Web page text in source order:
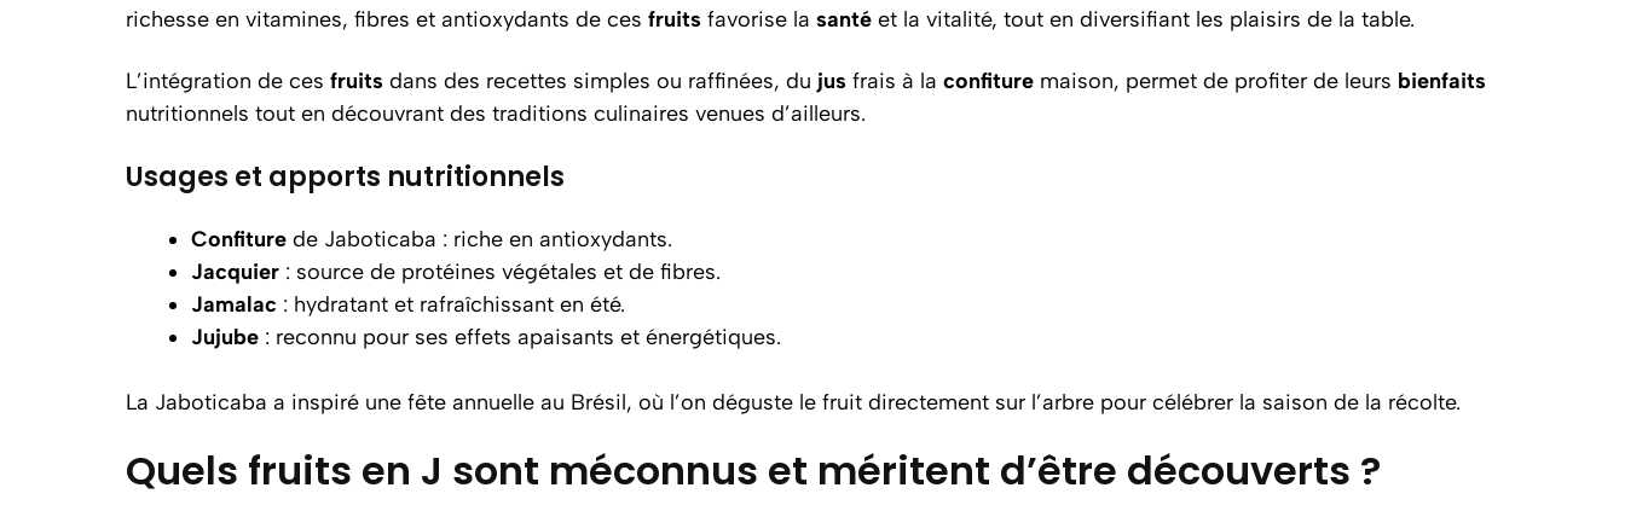
richesse en vitamines, fibres et antioxydants de ces fruits favorise la santé et la vitalité, tout en diversifiant les plaisirs de la table.
L’intégration de ces fruits dans des recettes simples ou raffinées, du jus frais à la confiture maison, permet de profiter de leurs bienfaits
nutritionnels tout en découvrant des traditions culinaires venues d’ailleurs.
Usages et apports nutritionnels
Confiture de Jaboticaba : riche en antioxydants.
Jacquier : source de protéines végétales et de fibres.
Jamalac : hydratant et rafraîchissant en été.
Jujube : reconnu pour ses effets apaisants et énergétiques.
La Jaboticaba a inspiré une fête annuelle au Brésil, où l’on déguste le fruit directement sur l’arbre pour célébrer la saison de la récolte.
Quels fruits en J sont méconnus et méritent d’être découverts ?